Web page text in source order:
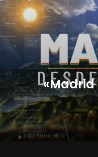
«Madrid